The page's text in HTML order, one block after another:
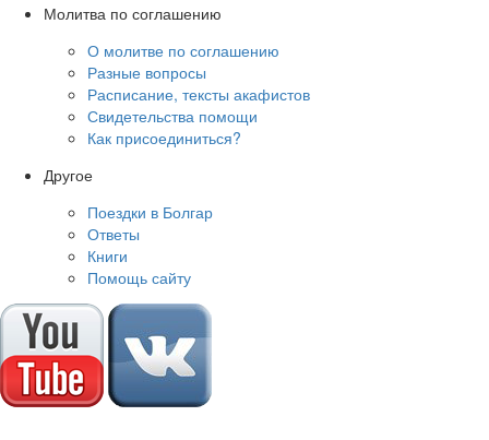
Молитва по соглашению
О молитве по соглашению
Разные вопросы
Расписание, тексты акафистов
Свидетельства помощи
Как присоединиться?
Другое
Поездки в Болгар
Ответы
Книги
Помощь сайту